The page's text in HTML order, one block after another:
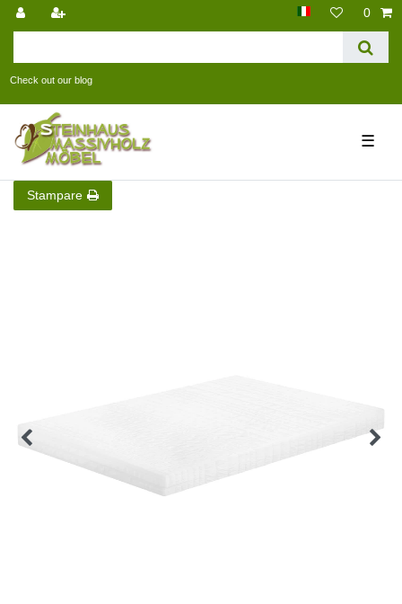
Check out our blog
0
☰
Stampare